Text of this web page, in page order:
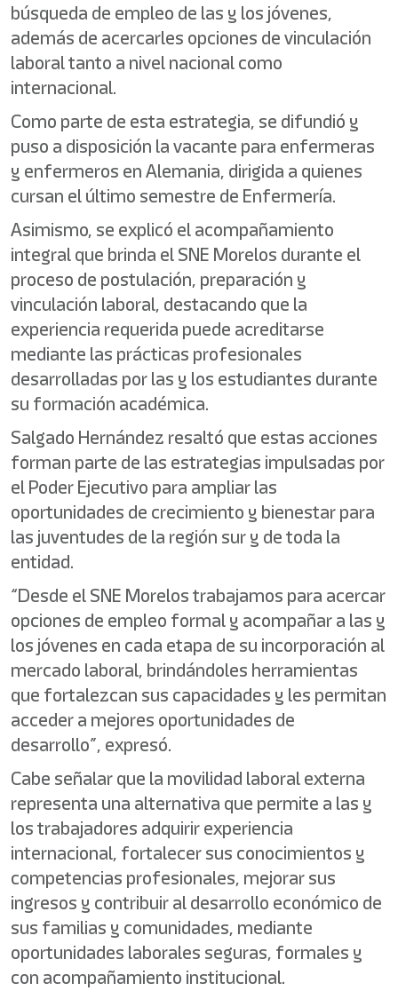
búsqueda de empleo de las y los jóvenes,
además de acercarles opciones de vinculación
laboral tanto a nivel nacional como
internacional.
Como parte de esta estrategia, se difundió y
puso a disposición la vacante para enfermeras
y enfermeros en Alemania, dirigida a quienes
cursan el último semestre de Enfermería.
Asimismo, se explicó el acompañamiento
integral que brinda el SNE Morelos durante el
proceso de postulación, preparación y
vinculación laboral, destacando que la
experiencia requerida puede acreditarse
mediante las prácticas profesionales
desarrolladas por las y los estudiantes durante
su formación académica.
Salgado Hernández resaltó que estas acciones
forman parte de las estrategias impulsadas por
el Poder Ejecutivo para ampliar las
oportunidades de crecimiento y bienestar para
las juventudes de la región sur y de toda la
entidad.
“Desde el SNE Morelos trabajamos para acercar
opciones de empleo formal y acompañar a las y
los jóvenes en cada etapa de su incorporación al
mercado laboral, brindándoles herramientas
que fortalezcan sus capacidades y les permitan
acceder a mejores oportunidades de
desarrollo”, expresó.
Cabe señalar que la movilidad laboral externa
representa una alternativa que permite a las y
los trabajadores adquirir experiencia
internacional, fortalecer sus conocimientos y
competencias profesionales, mejorar sus
ingresos y contribuir al desarrollo económico de
sus familias y comunidades, mediante
oportunidades laborales seguras, formales y
con acompañamiento institucional.